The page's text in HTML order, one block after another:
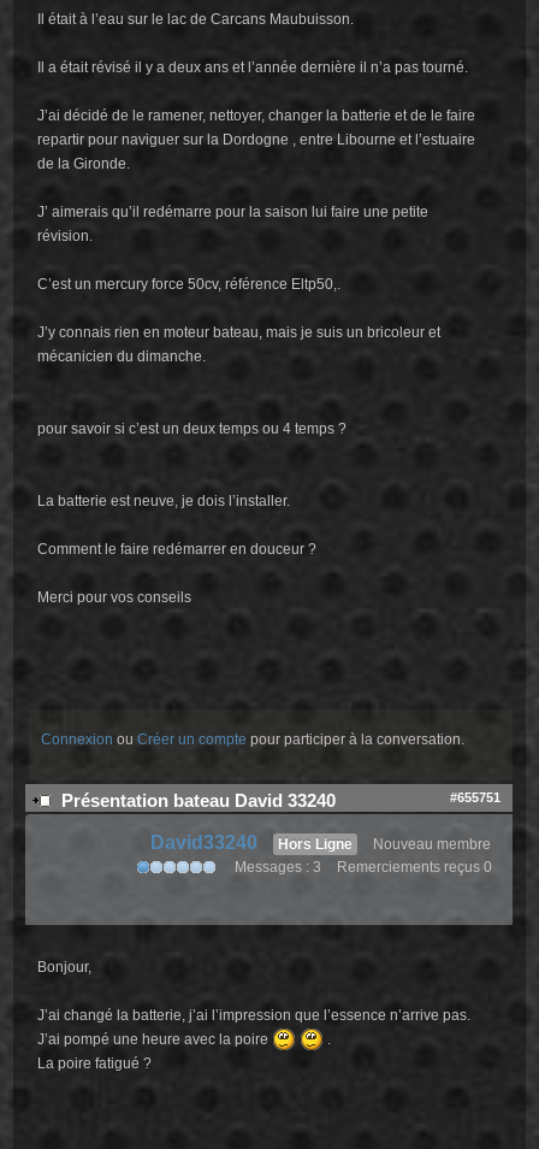
Il était à l’eau sur le lac de Carcans Maubuisson.
Il a était révisé il y a deux ans et l’année dernière il n’a pas tourné.
J’ai décidé de le ramener, nettoyer, changer la batterie et de le faire
repartir pour naviguer sur la Dordogne , entre Libourne et l’estuaire
de la Gironde.
J’ aimerais qu’il redémarre pour la saison lui faire une petite
révision.
C’est un mercury force 50cv, référence Eltp50,.
J’y connais rien en moteur bateau, mais je suis un bricoleur et
mécanicien du dimanche.
pour savoir si c’est un deux temps ou 4 temps ?
La batterie est neuve, je dois l’installer.
Comment le faire redémarrer en douceur ?
Merci pour vos conseils
Connexion ouCréer un compte pour participer à la conversation.
Présentation bateau David 33240 #655751
David33240 Hors Ligne
Nouveau membre
Messages : 3
Remerciements reçus 0
Bonjour,
J’ai changé la batterie, j’ai l’impression que l’essence n’arrive pas.
J’ai pompé une heure avec la poire
La poire fatigué ?